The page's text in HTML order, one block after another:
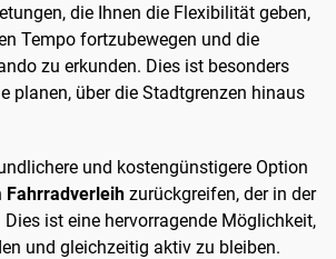
die Ihnen die Flexibilität geben,
Tempo fortzubewegen und die
zu erkunden. Dies ist besonders
planen, über die Stadtgrenzen hinaus
und kostengünstigere Option
Fahrradverleih zurückgreifen, der in der
ist eine hervorragende Möglichkeit,
und gleichzeitig aktiv zu bleiben.